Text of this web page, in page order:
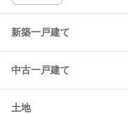
新築一戸建て
中古一戸建て
土地